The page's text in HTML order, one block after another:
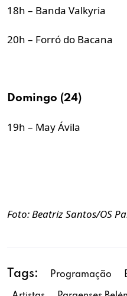
18h – Banda Valkyria
20h – Forró do Bacana
Domingo (24)
19h – May Ávila
Foto: Beatriz Santos/OS
Tags: Programação